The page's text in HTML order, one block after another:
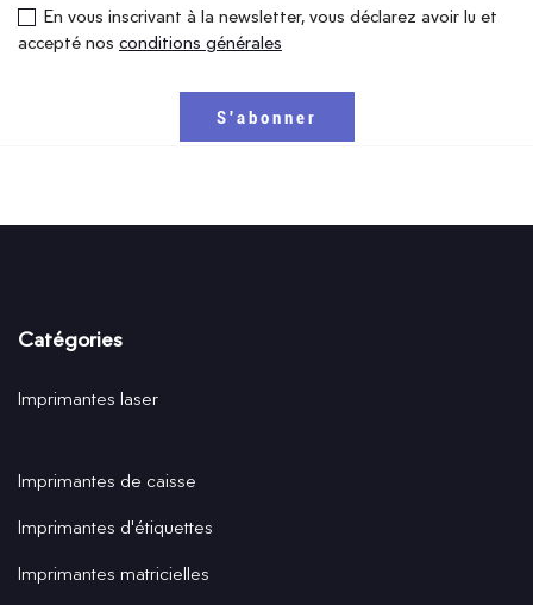
En vous inscrivant à la newsletter, vous déclarez avoir lu et
accepté nos conditions générales
Catégories
Imprimantes laser
Imprimantes de caisse
Imprimantes d'étiquettes
Imprimantes matricielles